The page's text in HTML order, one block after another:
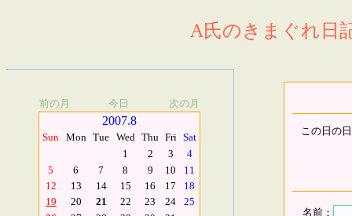
A氏のきまぐれ日
前の月 今日 次の月
2007.8
Sun Mon Tue Wed Thu Fri Sat
1
2 3
4
5
6 7 8 9 10
11
12
13 14 15 16 17
18
19
20 21 22 23 24
25
この日の
名前：